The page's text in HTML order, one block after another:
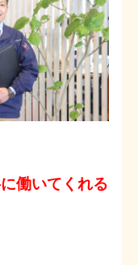
働いてくれる